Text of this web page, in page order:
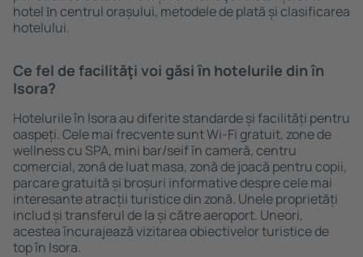
hotel ȋn centrul orașului, metodele de plată și clasificarea
hotelului.
Ce fel de facilităţi voi găsi ȋn hotelurile din în
Isora?
Hotelurile în Isora au diferite standarde și facilități pentru
oaspeți. Cele mai frecvente sunt Wi-Fi gratuit, zone de
wellness cu SPA, mini bar/seif în cameră, centru
comercial, zonă de luat masa, zonă de joacă pentru copii,
parcare gratuită și broșuri informative despre cele mai
interesante atracții turistice din zonă. Unele proprietăți
includ și transferul de la și către aeroport. Uneori,
acestea încurajează vizitarea obiectivelor turistice de
top în Isora.